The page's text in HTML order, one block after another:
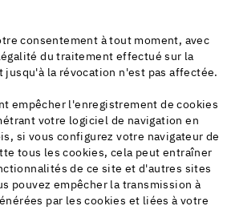
consentement à tout moment, avec
du traitement effectué sur la
jusqu'à la révocation n'est pas affectée.
empêcher l'enregistrement de cookies
votre logiciel de navigation en
si vous configurez votre navigateur de
tous les cookies, cela peut entraîner
de ce site et d'autres sites
pouvez empêcher la transmission à
par les cookies et liées à votre